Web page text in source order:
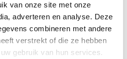
van onze site met onze
adverteren en analyse. Deze
combineren met andere
verstrekt of die ze hebben
gebruik van hun services.
quatre et coupez les oignons